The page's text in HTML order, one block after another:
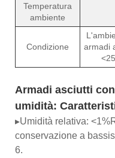
Temperatura
ambiente
Condizione
armadi
Armadi asciutti
umidità:
▸Umidità relativa:
conservazione a
6.